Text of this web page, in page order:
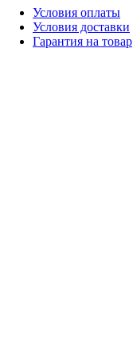
Условия оплаты
Условия доставки
Гарантия на товар